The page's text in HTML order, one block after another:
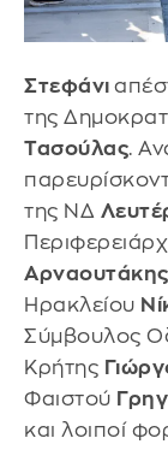
Στεφάνι
της
Τασούλας.
της ΝΔ
Αρναουτάκης
Ηρακλείου
Σύμβουλος
Κρήτης
Φαιστού
και λοιποί